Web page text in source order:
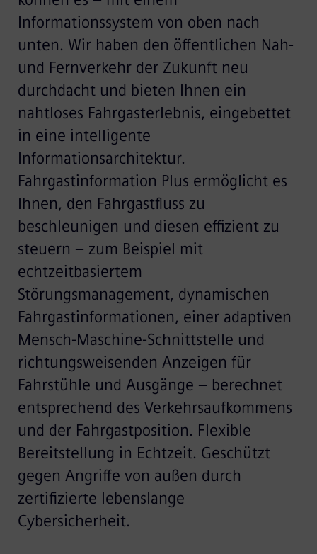
Informationssystem von oben nach
unten. Wir haben den öffentlichen Nah-
und Fernverkehr der Zukunft neu
durchdacht und bieten Ihnen ein
nahtloses Fahrgasterlebnis, eingebettet
in eine intelligente
Informationsarchitektur.
Fahrgastinformation Plus ermöglicht es
Ihnen, den Fahrgastfluss zu
beschleunigen und diesen effizient zu
steuern – zum Beispiel mit
echtzeitbasiertem
Störungsmanagement, dynamischen
Fahrgastinformationen, einer adaptiven
Mensch-Maschine-Schnittstelle und
richtungsweisenden Anzeigen für
Fahrstühle und Ausgänge – berechnet
entsprechend des Verkehrsaufkommens
und der Fahrgastposition. Flexible
Bereitstellung in Echtzeit. Geschützt
gegen Angriffe von außen durch
zertifizierte lebenslange
Cybersicherheit.